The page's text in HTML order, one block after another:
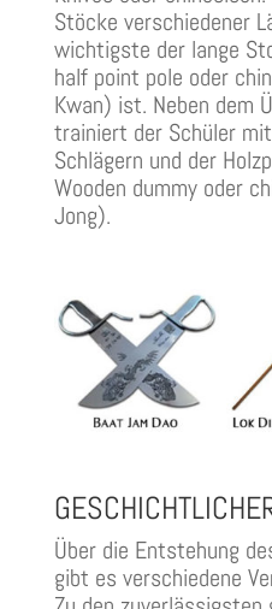
Stöcke verschiedener
wichtigste der lange
half point pole oder
Kwan) ist. Neben dem
trainiert der Schüler
Schlägern und der
Wooden dummy oder
Jong).
Über die Entstehung
gibt es verschiedene